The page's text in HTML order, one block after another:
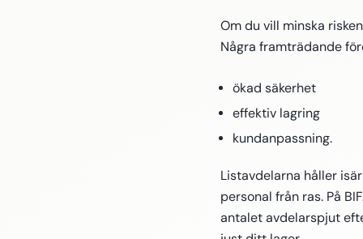
Om du vill minska
Några framträdande
ökad säkerhet
effektiv lagring
kundanpassning.
Listavdelarna håller
personal från ras. På
antalet avdelarspjut